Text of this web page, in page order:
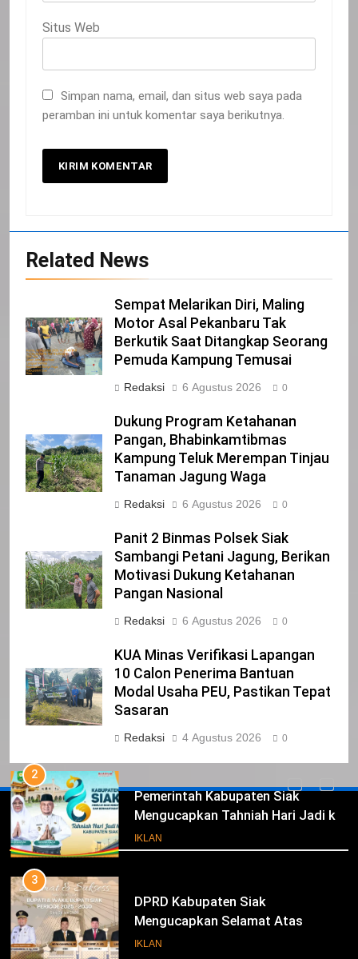
Situs Web
Simpan nama, email, dan situs web saya pada
peramban ini untuk komentar saya berikutnya.
Related News
Sempat Melarikan Diri, Maling
Motor Asal Pekanbaru Tak
Berkutik Saat Ditangkap Seorang
Pemuda Kampung Temusai
Redaksi 6 Agustus 2026 0
Dukung Program Ketahanan
Pangan, Bhabinkamtibmas
Kampung Teluk Merempan Tinjau
Tanaman Jagung Waga
Redaksi 6 Agustus 2026 0
Panit 2 Binmas Polsek Siak
Sambangi Petani Jagung, Berikan
Motivasi Dukung Ketahanan
Pangan Nasional
Redaksi 6 Agustus 2026 0
KUA Minas Verifikasi Lapangan
10 Calon Penerima Bantuan
Modal Usaha PEU, Pastikan Tepat
Sasaran
Redaksi 4 Agustus 2026 0
Iklan
Selamat Hari Kebangkitan Nasional
IKLAN
21
Iklan Pemerintah Kabupaten Siak
22
NORMAN SILITONGA CALEG DPRD
PROVINSI DKI JAKARTA
23
NURGARAHA HARPAL NOVTEN, SH
CALON ANGGOTA DPRD PROVINSI
DKI JAKARTA
IKLAN
1
Pimpinan Beserta Anggota DPRD
Kabupaten Siak Mengucapkan
IKLAN
2
Pemerintah Kabupaten Siak
Mengucapkan Tahniah Hari Jadi ke-
26 Kabupaten Siak
IKLAN
3
DPRD Kabupaten Siak
Mengucapkan Selamat Atas
Pengambilan Sumpah Jabatan
IKLAN